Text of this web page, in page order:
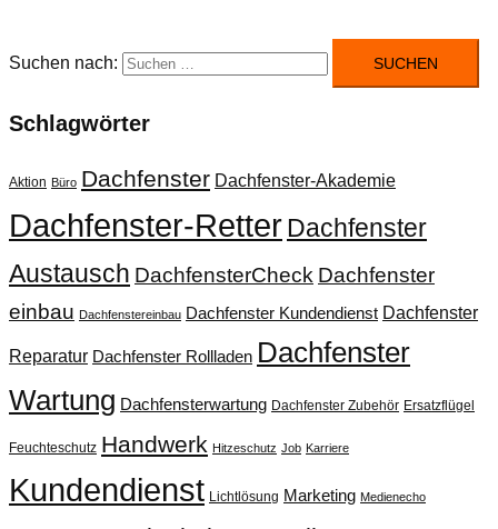
Suchen nach:
Schlagwörter
Aktion Büro Dachfenster Dachfenster-Akademie
Dachfenster-RetterDachfenster
Austausch DachfensterCheck Dachfenster
einbau Dachfenstereinbau Dachfenster Kundendienst Dachfenster
Reparatur Dachfenster Rollladen Dachfenster
Wartung Dachfensterwartung Dachfenster Zubehör Ersatzflügel
Feuchteschutz Handwerk Hitzeschutz Job Karriere
Kundendienst Lichtlösung Marketing Medienecho